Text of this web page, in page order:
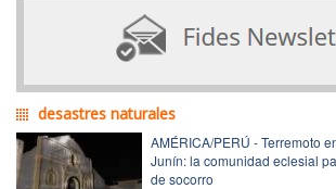
desastres naturales
AMÉRICA/PERÚ - Terremoto
Junín: la comunidad eclesial
de socorro